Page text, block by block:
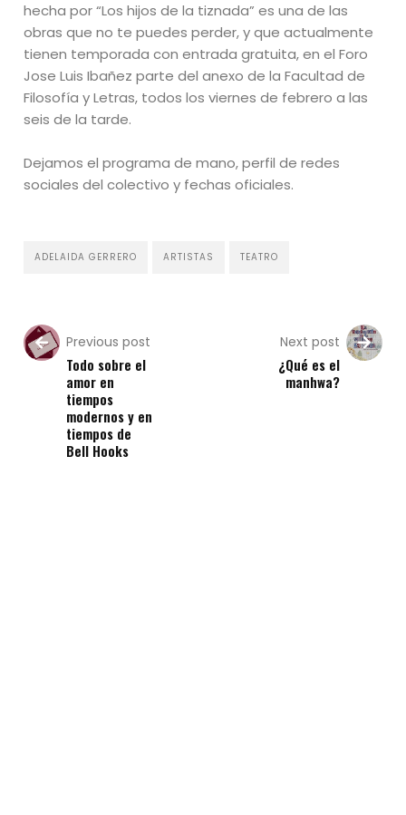
hecha por “Los hijos de la tiznada” es una de las
obras que no te puedes perder, y que actualmente
tienen temporada con entrada gratuita, en el Foro
Jose Luis Ibañez parte del anexo de la Facultad de
Filosofía y Letras, todos los viernes de febrero a las
seis de la tarde.
Dejamos el programa de mano, perfil de redes
sociales del colectivo y fechas oficiales.
ADELAIDA GERRERO ARTISTAS TEATRO
Previous post
Todo sobre el
amor en
tiempos
modernos y en
tiempos de
Bell Hooks
Next post
¿Qué es el
manhwa?